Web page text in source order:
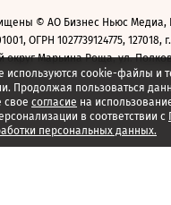
используются cookie-файлы и
Продолжая пользоваться
свое согласие на
в соответствии с
персональных данных.
© АО Бизнес Ньюс
ОГРН 1027739124775, 127018,
Марьина Роща, ул.